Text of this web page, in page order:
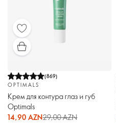
(869)
OPTIMALS
Крем для контура глаз и губ
Optimals
14,90 AZN29,00 AZN